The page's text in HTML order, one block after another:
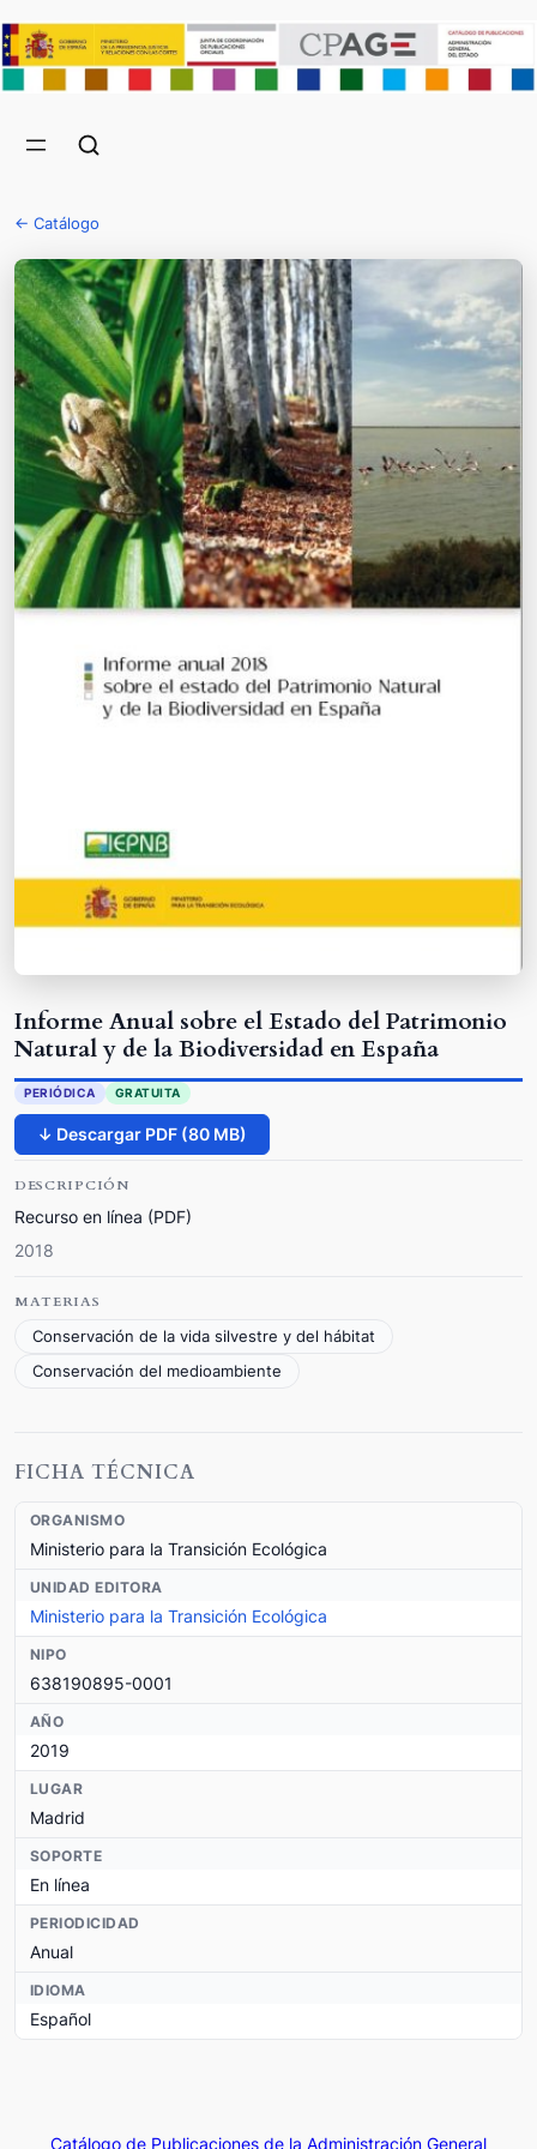
← Catálogo
Informe Anual sobre el Estado del Patrimonio
Natural y de la Biodiversidad en España
PERIÓDICA GRATUITA
↓ Descargar PDF (80 MB)
DESCRIPCIÓN
Recurso en línea (PDF)
2018
MATERIAS
Conservación de la vida silvestre y del hábitat
Conservación del medioambiente
FICHA TÉCNICA
ORGANISMO
Ministerio para la Transición Ecológica
UNIDAD EDITORA
Ministerio para la Transición Ecológica
NIPO
638190895-0001
AÑO
2019
LUGAR
Madrid
SOPORTE
En línea
PERIODICIDAD
Anual
IDIOMA
Español
Catálogo de Publicaciones de la Administración General